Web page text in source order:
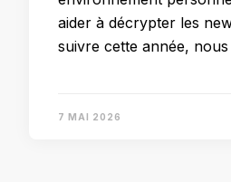
aider à décrypter les
suivre cette année,
7 MAI 2026